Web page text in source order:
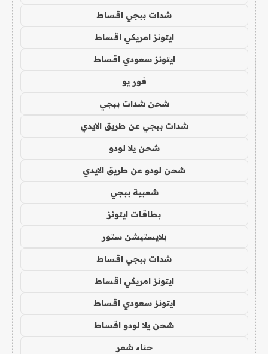
شدات ببجي اقساط
ايتونز امريكي اقساط
ايتونز سعودي اقساط
فور يو
شحن شدات ببجي
شدات ببجي عن طريق الايدي
شحن يلا لودو
شحن لودو عن طريق الايدي
شعبية ببجي
بطاقات ايتونز
بلايستيشن ستور
شدات ببجي اقساط
ايتونز امريكي اقساط
ايتونز سعودي اقساط
شحن يلا لودو اقساط
حناء شعر